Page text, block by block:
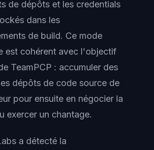
de dépôts et les credentials
dans les
de build. Ce mode
est cohérent avec l'objectif
TeamPCP : accumuler des
dépôts de code source de
pour ensuite en négocier la
exercer un chantage.
a détecté la